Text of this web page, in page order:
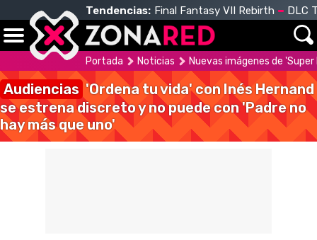
Tendencias: Final Fantasy VII Rebirth DLC
Portada Noticias Nuevas imágenes de
Audiencias 'Ordena tu vida' con Inés Hernand
se estrena discreto y no puede con 'Padre no
hay más que uno'